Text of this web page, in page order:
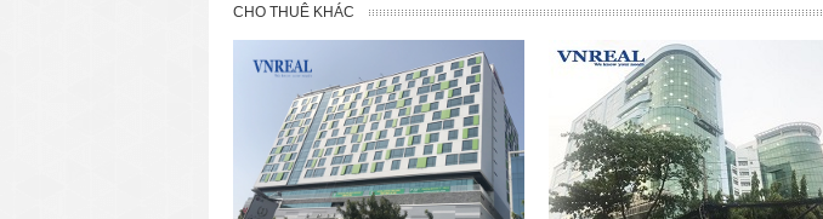
CHO THUÊ KHÁC